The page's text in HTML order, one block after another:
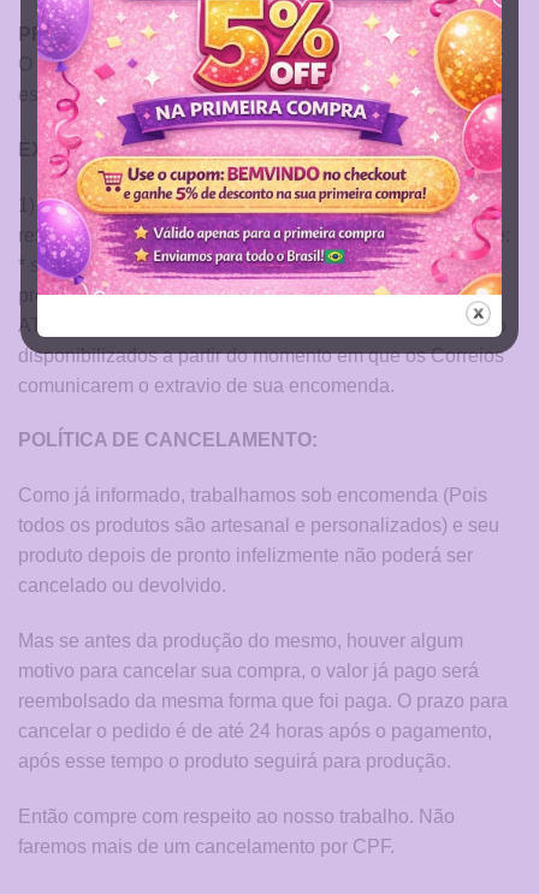
PRAZOS DE ENVIO DOS PRODUTOS
O prazo de envio vareia de acordo com o modo de envio
escolhido, essa informação fica ao finalizar o seu pedido.
EXTRAVIO OU ROUBO DA ENCOMENDA
1) Se houver extravio ou roubo da sua encomenda por
responsabilidade dos Correios, você pode escolher entre:
* ser ressarcido do valor pago pelo produto ou ter o
produto novamente.
ATENÇÃO: o ressarcimento ou reenvio do produto, serão
disponibilizados a partir do momento em que os Correios
comunicarem o extravio de sua encomenda.
POLÍTICA DE CANCELAMENTO:
Como já informado, trabalhamos sob encomenda (Pois
todos os produtos são artesanal e personalizados) e seu
produto depois de pronto infelizmente não poderá ser
cancelado ou devolvido.
Mas se antes da produção do mesmo, houver algum
motivo para cancelar sua compra, o valor já pago será
reembolsado da mesma forma que foi paga. O prazo para
cancelar o pedido é de até 24 horas após o pagamento,
após esse tempo o produto seguirá para produção.
Então compre com respeito ao nosso trabalho. Não
faremos mais de um cancelamento por CPF.